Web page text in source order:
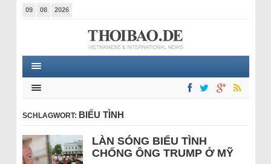
09 08 2026
SCHLAGWORT: BIỂU TÌNH
LÀN SÓNG BIỂU TÌNH
CHỐNG ÔNG TRUMP Ở MỸ